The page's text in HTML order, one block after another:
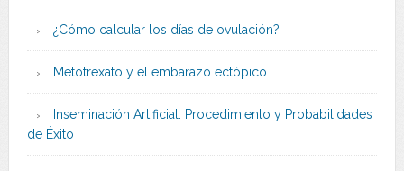
¿Cómo calcular los días de ovulación?
Metotrexato y el embarazo ectópico
Inseminación Artificial: Procedimiento y Probabilidades
de Éxito